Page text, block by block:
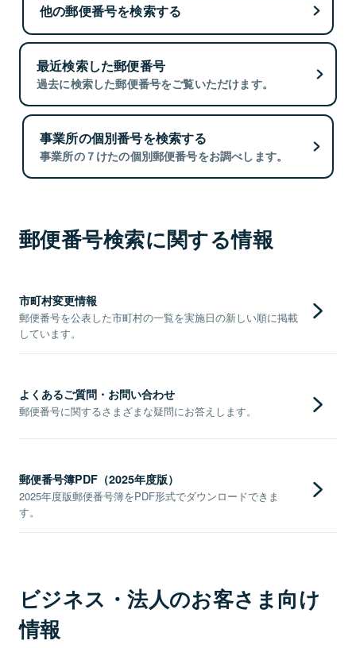
他の郵便番号を検索する
最近検索した郵便番号
過去に検索した郵便番号をご覧いただけます。
事業所の個別番号を検索する
事業所の７けたの個別郵便番号をお調べします。
郵便番号検索に関する情報
市町村変更情報
郵便番号を公表した市町村の一覧を実施日の新しい順に掲載
しています。
よくあるご質問・お問い合わせ
郵便番号に関するさまざまな疑問にお答えします。
郵便番号簿PDF（2025年度版）
2025年度版郵便番号簿をPDF形式でダウンロードできま
す。
ビジネス・法人のお客さま向け
情報